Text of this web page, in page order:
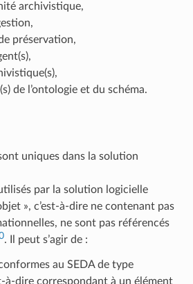
archivistique,
préservation,
de l’ontologie et du schéma.
uniques dans la solution
par la solution logicielle
», c’est-à-dire ne contenant pas
ne sont pas référencés
. Il peut s’agir de :
au SEDA de type
à-dire correspondant à un élément